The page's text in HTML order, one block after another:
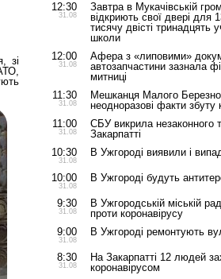
зі
12:30
31.08
Завтра в Мукачівській
відкриють свої двері для
тисячу двісті тринадцять
школи
12:00
31.08
Афера з «липовими»
автозапчастини зазнала
митниці
11:30
31.08
Мешканця Малого
неодноразові факти збуту
11:00
31.08
СБУ викрила незаконного
Закарпатті
10:30
31.08
В Ужгороді виявили і
10:00
31.08
В Ужгороді будуть
9:30
31.08
В Ужгородській міській
проти коронавірусу
9:00
31.08
В Ужгороді ремонтують
8:30
31.08
На Закарпатті 12 людей
коронавірусом